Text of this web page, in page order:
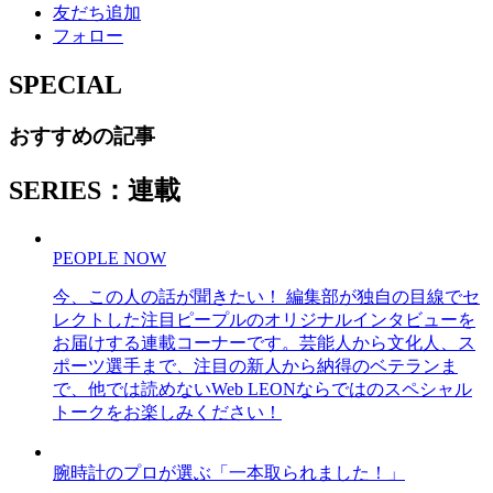
友だち追加
フォロー
SPECIAL
おすすめの記事
SERIES：連載
PEOPLE NOW
今、この人の話が聞きたい！ 編集部が独自の目線でセ
レクトした注目ピープルのオリジナルインタビューを
お届けする連載コーナーです。芸能人から文化人、ス
ポーツ選手まで、注目の新人から納得のベテランま
で、他では読めないWeb LEONならではのスペシャル
トークをお楽しみください！
腕時計のプロが選ぶ「一本取られました！」